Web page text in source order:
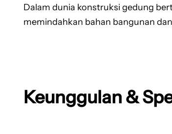
Dalam dunia konstruksi gedung
memindahkan bahan bangunan
Keunggulan &